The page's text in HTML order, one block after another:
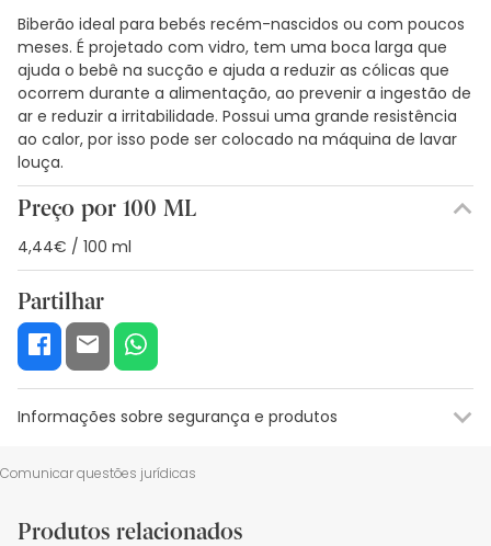
Biberão ideal para bebés recém-nascidos ou com poucos
meses. É projetado com vidro, tem uma boca larga que
ajuda o bebê na sucção e ajuda a reduzir as cólicas que
ocorrem durante a alimentação, ao prevenir a ingestão de
ar e reduzir a irritabilidade. Possui uma grande resistência
ao calor, por isso pode ser colocado na máquina de lavar
louça.
Preço por 100 ML
4,44€ / 100 ml
Partilhar
Informações sobre segurança e produtos
Recursos de segurança visual
Comunicar questões jurídicas
Produtos relacionados